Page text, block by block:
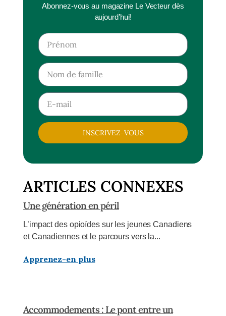
Abonnez-vous au magazine Le Vecteur dès
aujourd’hui!
INSCRIVEZ-VOUS
ARTICLES CONNEXES
Une génération en péril
L’impact des opioïdes sur les jeunes Canadiens
et Canadiennes et le parcours vers la...
Apprenez-en plus
Accommodements : Le pont entre un